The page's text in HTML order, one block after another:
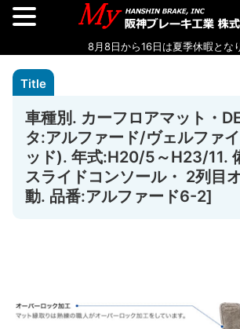
車種別. カーフロアマット・
タ:アルファード/ヴェルファ
ッド). 年式:H20/5～H23/11.
スライドコンソール・ 2列目
動. 品番:アルファード6-2]